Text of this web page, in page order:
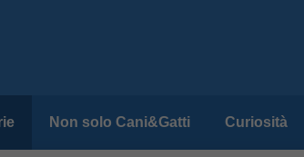
Non solo Cani&Gatti Curiosità